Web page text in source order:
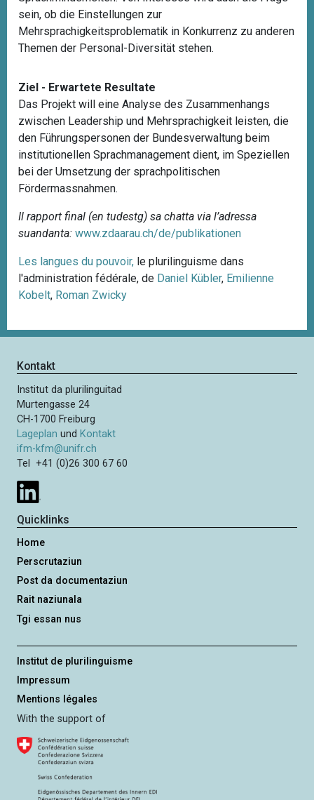
sein, ob die Einstellungen zur
Mehrsprachigkeitsproblematik in Konkurrenz zu anderen
Themen der Personal-Diversität stehen.
Ziel - Erwartete Resultate
Das Projekt will eine Analyse des Zusammenhangs
zwischen Leadership und Mehrsprachigkeit leisten, die
den Führungspersonen der Bundesverwaltung beim
institutionellen Sprachmanagement dient, im Speziellen
bei der Umsetzung der sprachpolitischen
Fördermassnahmen.
Il rapport final (en tudestg) sa chatta via l’adressa
suandanta: www.zdaarau.ch/de/publikationen
Les langues du pouvoir, le plurilinguisme dans
l'administration fédérale, de Daniel Kübler, Emilienne
Kobelt, Roman Zwicky
Kontakt
Institut da plurilinguitad
Murtengasse 24
CH-1700 Freiburg
Lageplan und Kontakt
ifm-kfm@unifr.ch
Tel +41 (0)26 300 67 60
Quicklinks
Home
Perscrutaziun
Post da documentaziun
Rait naziunala
Tgi essan nus
Institut de plurilinguisme
Impressum
Mentions légales
With the support of